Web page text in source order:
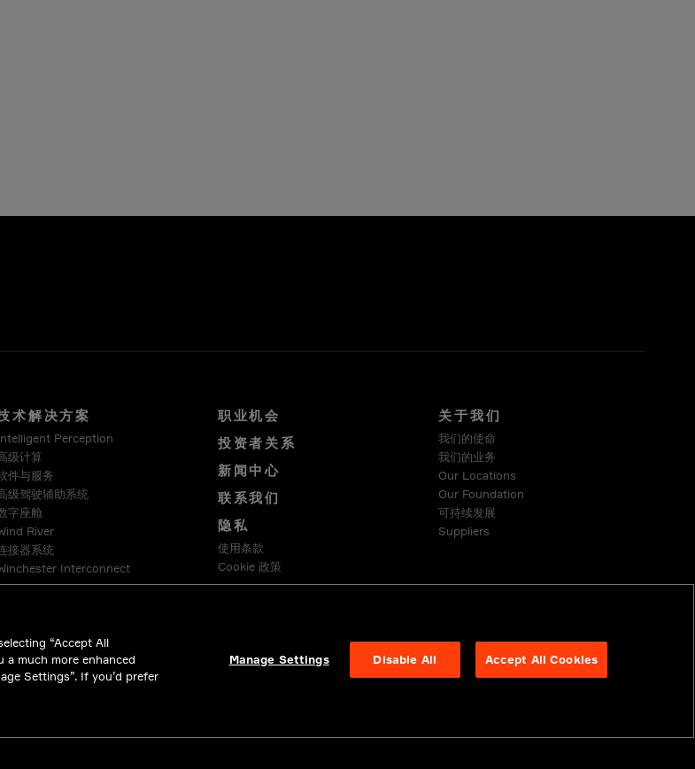
术解决方案
Perception
级计算
件与服务
级驾驶辅助系统
字座舱
River
接器系统
Interconnect
Automotive Solutions
职业机会
投资者关系
新闻中心
联系我们
隐私
使用条款
Cookie 政策
关于我们
我们的使命
我们的业务
Our Locations
Our Foundation
可持续发展
Suppliers
“Accept All
a much more enhanced
Settings”. If you’d prefer
Manage Settings Disable All Accept All Cookies